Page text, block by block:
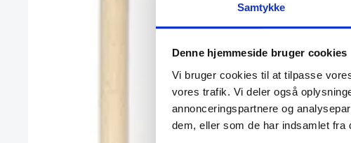
Samtykke
Denne hjemmeside bruger cookies
Vi bruger cookies til at tilpasse
vores trafik. Vi deler også
annonceringspartnere og
dem, eller som de har indsamlet fra
Si med fine masker, Hendi i